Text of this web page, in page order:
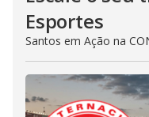
Esportes
Santos em Ação na